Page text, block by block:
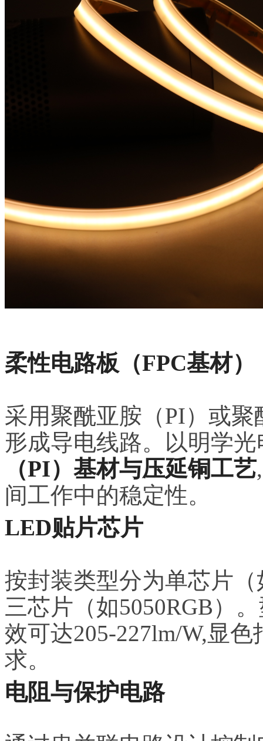
柔性电路板（FPC基材）
采用聚酰亚胺（PI）或
形成导电线路。以明学
（PI）基材与压延铜工艺
间工作中的稳定性。
LED贴片芯片
按封装类型分为单芯片
三芯片（如5050RGB）
效可达205-227lm/W,显
求。
电阻与保护电路